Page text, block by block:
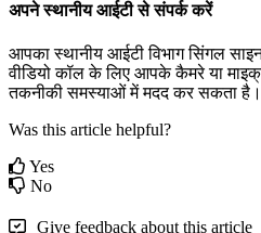
अपन सथनय आईट स सपर कर
आपक सथनय आईट वभग सगल सइ
वडय कल क लए आपक कमर य मइक
तकनक समसयओ म मदद कर सकत ह ।
Was this article helpful?
Yes
No
Give feedback about this article